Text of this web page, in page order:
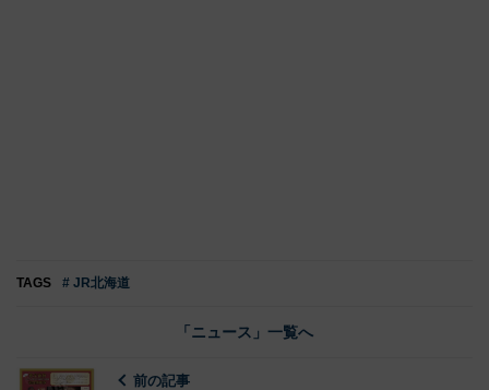
TAGS # JR北海道
「ニュース」一覧へ
前の記事